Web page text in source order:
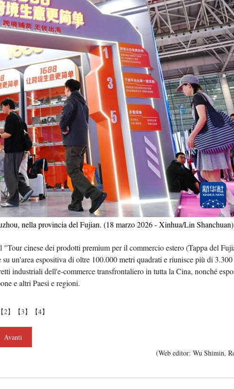
Português
Kiswahili
Қазақ тілі
ภาษาไทย
Bahasa Melayu
Ελληνικά
Tiếng Việt
اردو
हिन्दी
nella provincia del Fujian. (18 marzo 2026 - Xinhua/Lin Shanchuan)
cinese dei prodotti premium per il commercio estero (Tappa del
un'area espositiva di oltre 100.000 metri quadrati e riunisce più di
industriali dell'e-commerce transfrontaliero in tutta la Cina, nonché
e altri Paesi e regioni.
【2】 【3】 【4】
Avanti
(Web editor: Wu Shimin,